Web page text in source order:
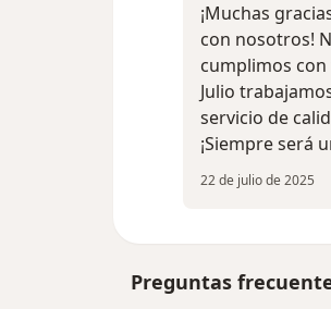
¡Muchas
con nosotros!
cumplimos con
Julio
servicio de
¡Siempre será
22 de julio de 2025
Preguntas